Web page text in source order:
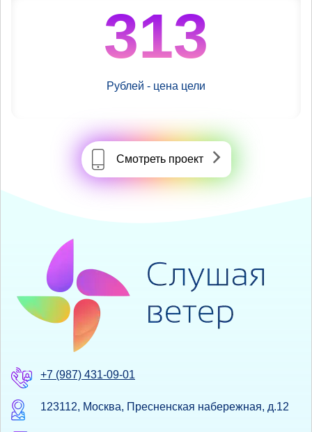
313
Рублей - цена цели
Смотреть проект
+7 (987) 431-09-01
123112, Москва, Пресненская набережная, д.12